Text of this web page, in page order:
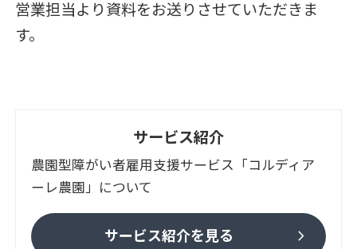
営業担当より資料をお送りさせていただきま
す。
サービス紹介
農園型障がい者雇用支援サービス「コルディア
ーレ農園」について
サービス紹介を見る chevron_right